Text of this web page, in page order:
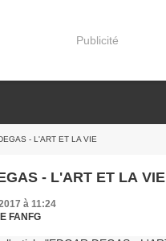
Publicité
- L'ART ET LA VIE
EDGAR DEGAS - L'ART ET LA VIE
à 11:24
FANFG